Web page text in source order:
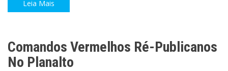
Leia Mais
Brasil
Brasil
Comandos Vermelhos Ré-Publicanos
No Planalto